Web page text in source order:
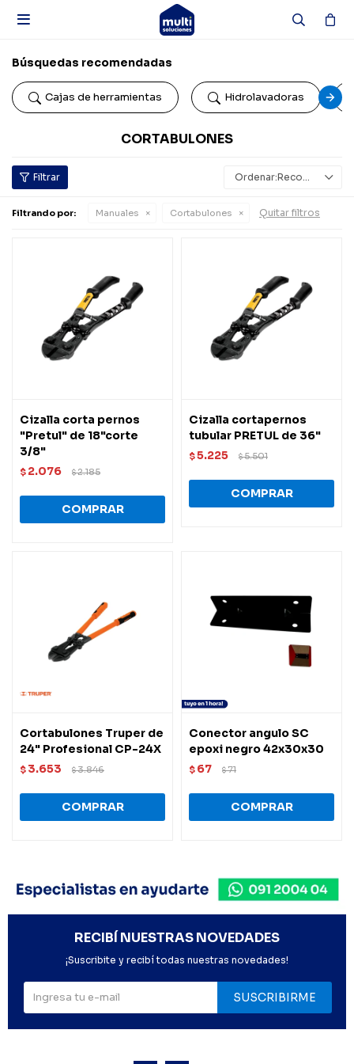

Búsquedas recomendadas
Cajas de herramientas Hidrolavadoras
CORTABULONES
Recomendados
Filtrando por: Manuales Cortabulones Quitar filtros
Cizalla corta pernos
"Pretul" de 18"corte
3/8"
$ 2.076 $2.185
Cizalla cortapernos
tubular PRETUL de 36"
$5.225 $5.501
Cortabulones Truper de
24" Profesional CP-24X
$ 3.653 $3.846
Conector angulo SC
epoxi negro 42x30x30
$ 67 $71
RECIBÍ NUESTRAS NOVEDADES
¡Suscribite y recibí todas nuestras novedades!
SUSCRIBIRME